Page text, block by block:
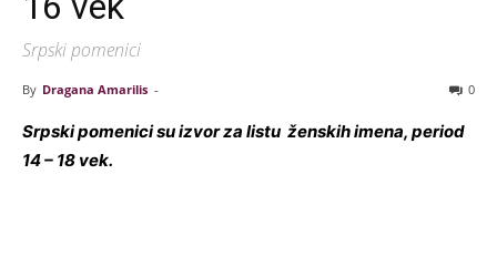
Srpski pomenici
By Dragana Amarilis - 0
Srpski pomenici su izvor za listu ženskih imena, period
14 – 18 vek.